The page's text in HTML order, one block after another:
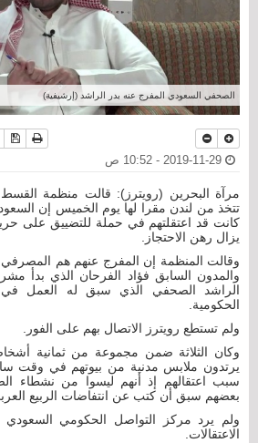
الصحفي السعودي المفرج عنه بدر الراشد (إرشيفية)
نسخة
مرآة البحرين (رويترز): قالت منظمة القسط
تتخذ من لندن مقرا لها يوم الخميس إن
كانت قد اعتقلتهم في حملة للتضييق على
يزال رهن الاحتجاز.
وقالت المنظمة إن المفرج عنهم هم المصرفي
والمدون السابق فؤاد الفرحان الذي بدأ
الراشد الصحفي الذي سبق له العمل في
الحكومية.
ولم تستطع رويترز الاتصال بهم على الفور.
وكان الثلاثة ضمن مجموعة من ثمانية
يرتدون ملابس مدنية من بيوتهم في وقت
سبب اعتقالهم إذ أنهم ليسوا من نشطاء
بعضهم سبق أن كتب عن انتفاضات الربيع العربي
ولم يرد مركز التواصل الحكومي
الاعتقالات.